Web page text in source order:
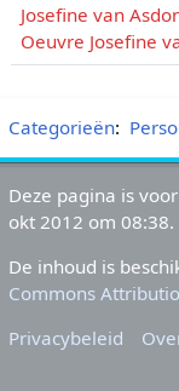
Josefine van
Oeuvre Josefine
Categorieën:
Deze pagina is
okt 2012 om 08:38.
De inhoud is
Commons
Privacybeleid